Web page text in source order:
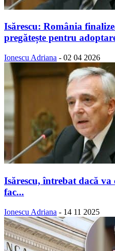
Isărescu: România
pregătește pentru
Ionescu Adriana - 02 04 2026
Isărescu, întrebat dacă
fac...
Ionescu Adriana - 14 11 2025